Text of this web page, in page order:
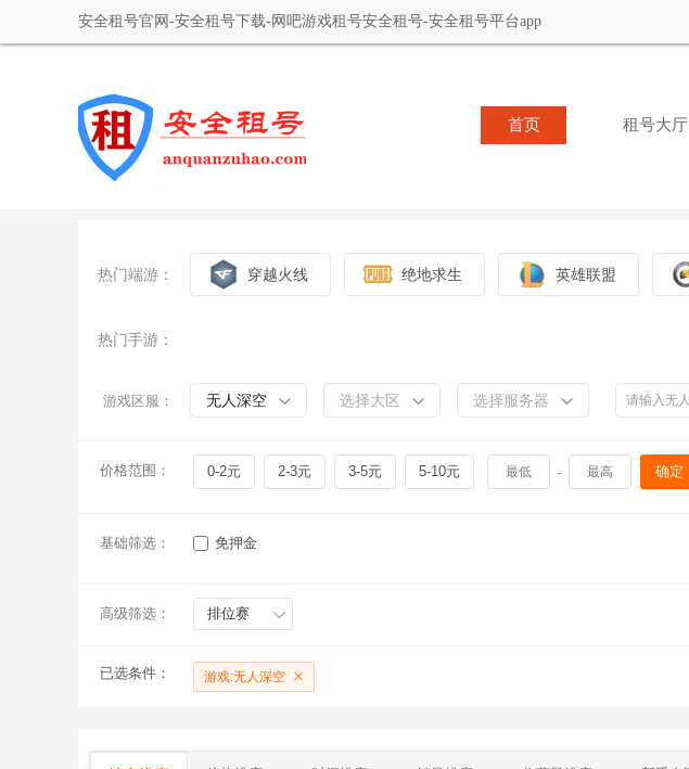
安全租号官网-安全租号下载-网吧游戏租号安全租号-安全租号平台app
首页 租号大厅
热门端游： 穿越火线 绝地求生 英雄联盟
热门手游：
游戏区服： 无人深空 选择大区 选择服务器
价格范围： 0-2元 2-3元 3-5元 5-10元 - 确定
基础筛选： 免押金
高级筛选： 排位赛
已选条件： 游戏:无人深空